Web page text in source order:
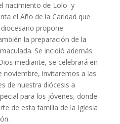
nacimiento de Lolo y
el Año de la Caridad que
propone
la preparación de la
Se incidió además
mediante, se celebrará en
noviembre, invitaremos a las
de nuestra diócesis a
para los jóvenes, donde
de esta familia de la Iglesia